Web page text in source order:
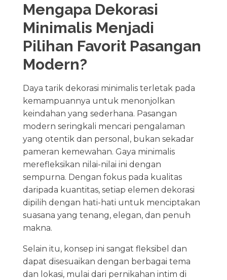
Mengapa Dekorasi
Minimalis Menjadi
Pilihan Favorit Pasangan
Modern?
Daya tarik dekorasi minimalis terletak pada
kemampuannya untuk menonjolkan
keindahan yang sederhana. Pasangan
modern seringkali mencari pengalaman
yang otentik dan personal, bukan sekadar
pameran kemewahan. Gaya minimalis
merefleksikan nilai-nilai ini dengan
sempurna. Dengan fokus pada kualitas
daripada kuantitas, setiap elemen dekorasi
dipilih dengan hati-hati untuk menciptakan
suasana yang tenang, elegan, dan penuh
makna.
Selain itu, konsep ini sangat fleksibel dan
dapat disesuaikan dengan berbagai tema
dan lokasi, mulai dari pernikahan intim di